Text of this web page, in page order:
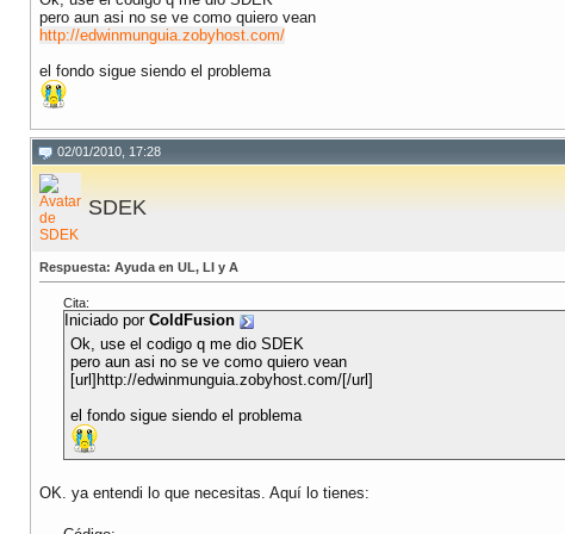
pero aun asi no se ve como quiero vean
http://edwinmunguia.zobyhost.com/
el fondo sigue siendo el problema
02/01/2010, 17:28
SDEK
Respuesta: Ayuda en UL, LI y A
Cita:
Iniciado por ColdFusion
Ok, use el codigo q me dio SDEK
pero aun asi no se ve como quiero vean
[url]http://edwinmunguia.zobyhost.com/[/url]
el fondo sigue siendo el problema
OK. ya entendi lo que necesitas. Aquí lo tienes: